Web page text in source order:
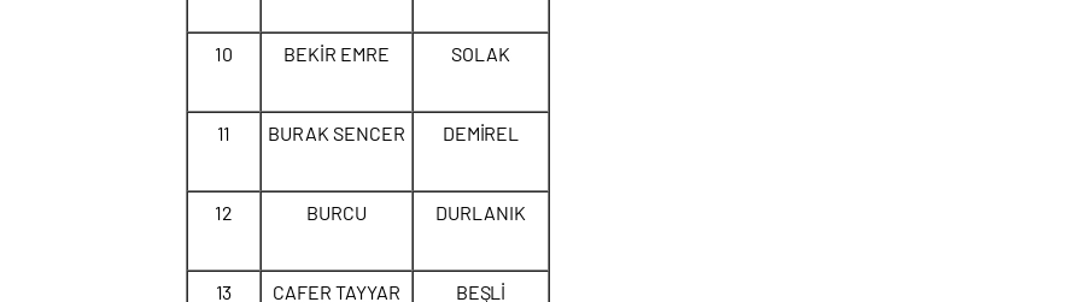
10 BEKİR EMRE SOLAK
11 BURAK SENCER DEMİREL
12 BURCU DURLANIK
13 CAFER TAYYAR BEŞLİ